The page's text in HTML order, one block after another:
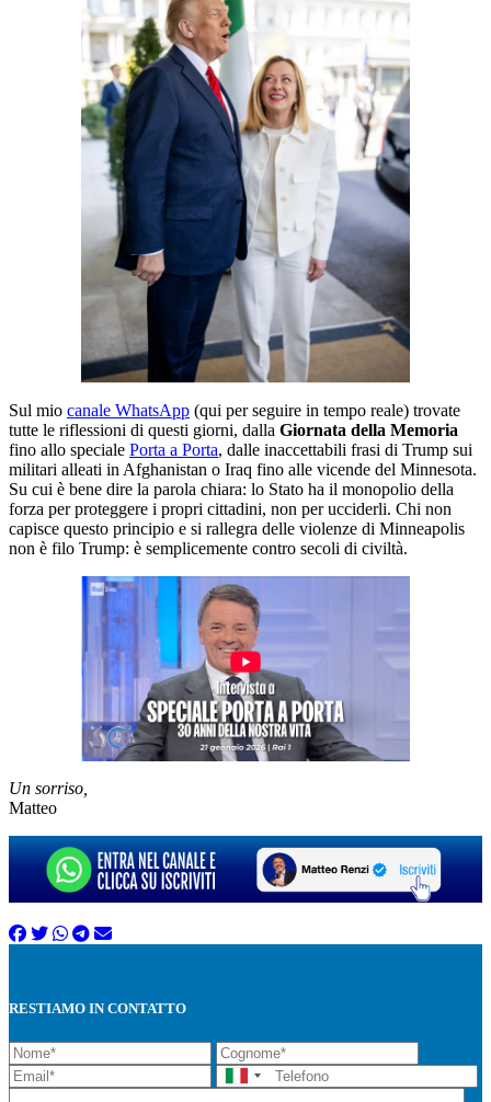
Sul mio canale WhatsApp (qui per seguire in tempo reale) trovate
tutte le riflessioni di questi giorni, dalla Giornata della Memoria
fino allo speciale Porta a Porta, dalle inaccettabili frasi di Trump sui
militari alleati in Afghanistan o Iraq fino alle vicende del Minnesota.
Su cui è bene dire la parola chiara: lo Stato ha il monopolio della
forza per proteggere i propri cittadini, non per ucciderli. Chi non
capisce questo principio e si rallegra delle violenze di Minneapolis
non è filo Trump: è semplicemente contro secoli di civiltà.
Un sorriso,
Matteo
RESTIAMO IN CONTATTO